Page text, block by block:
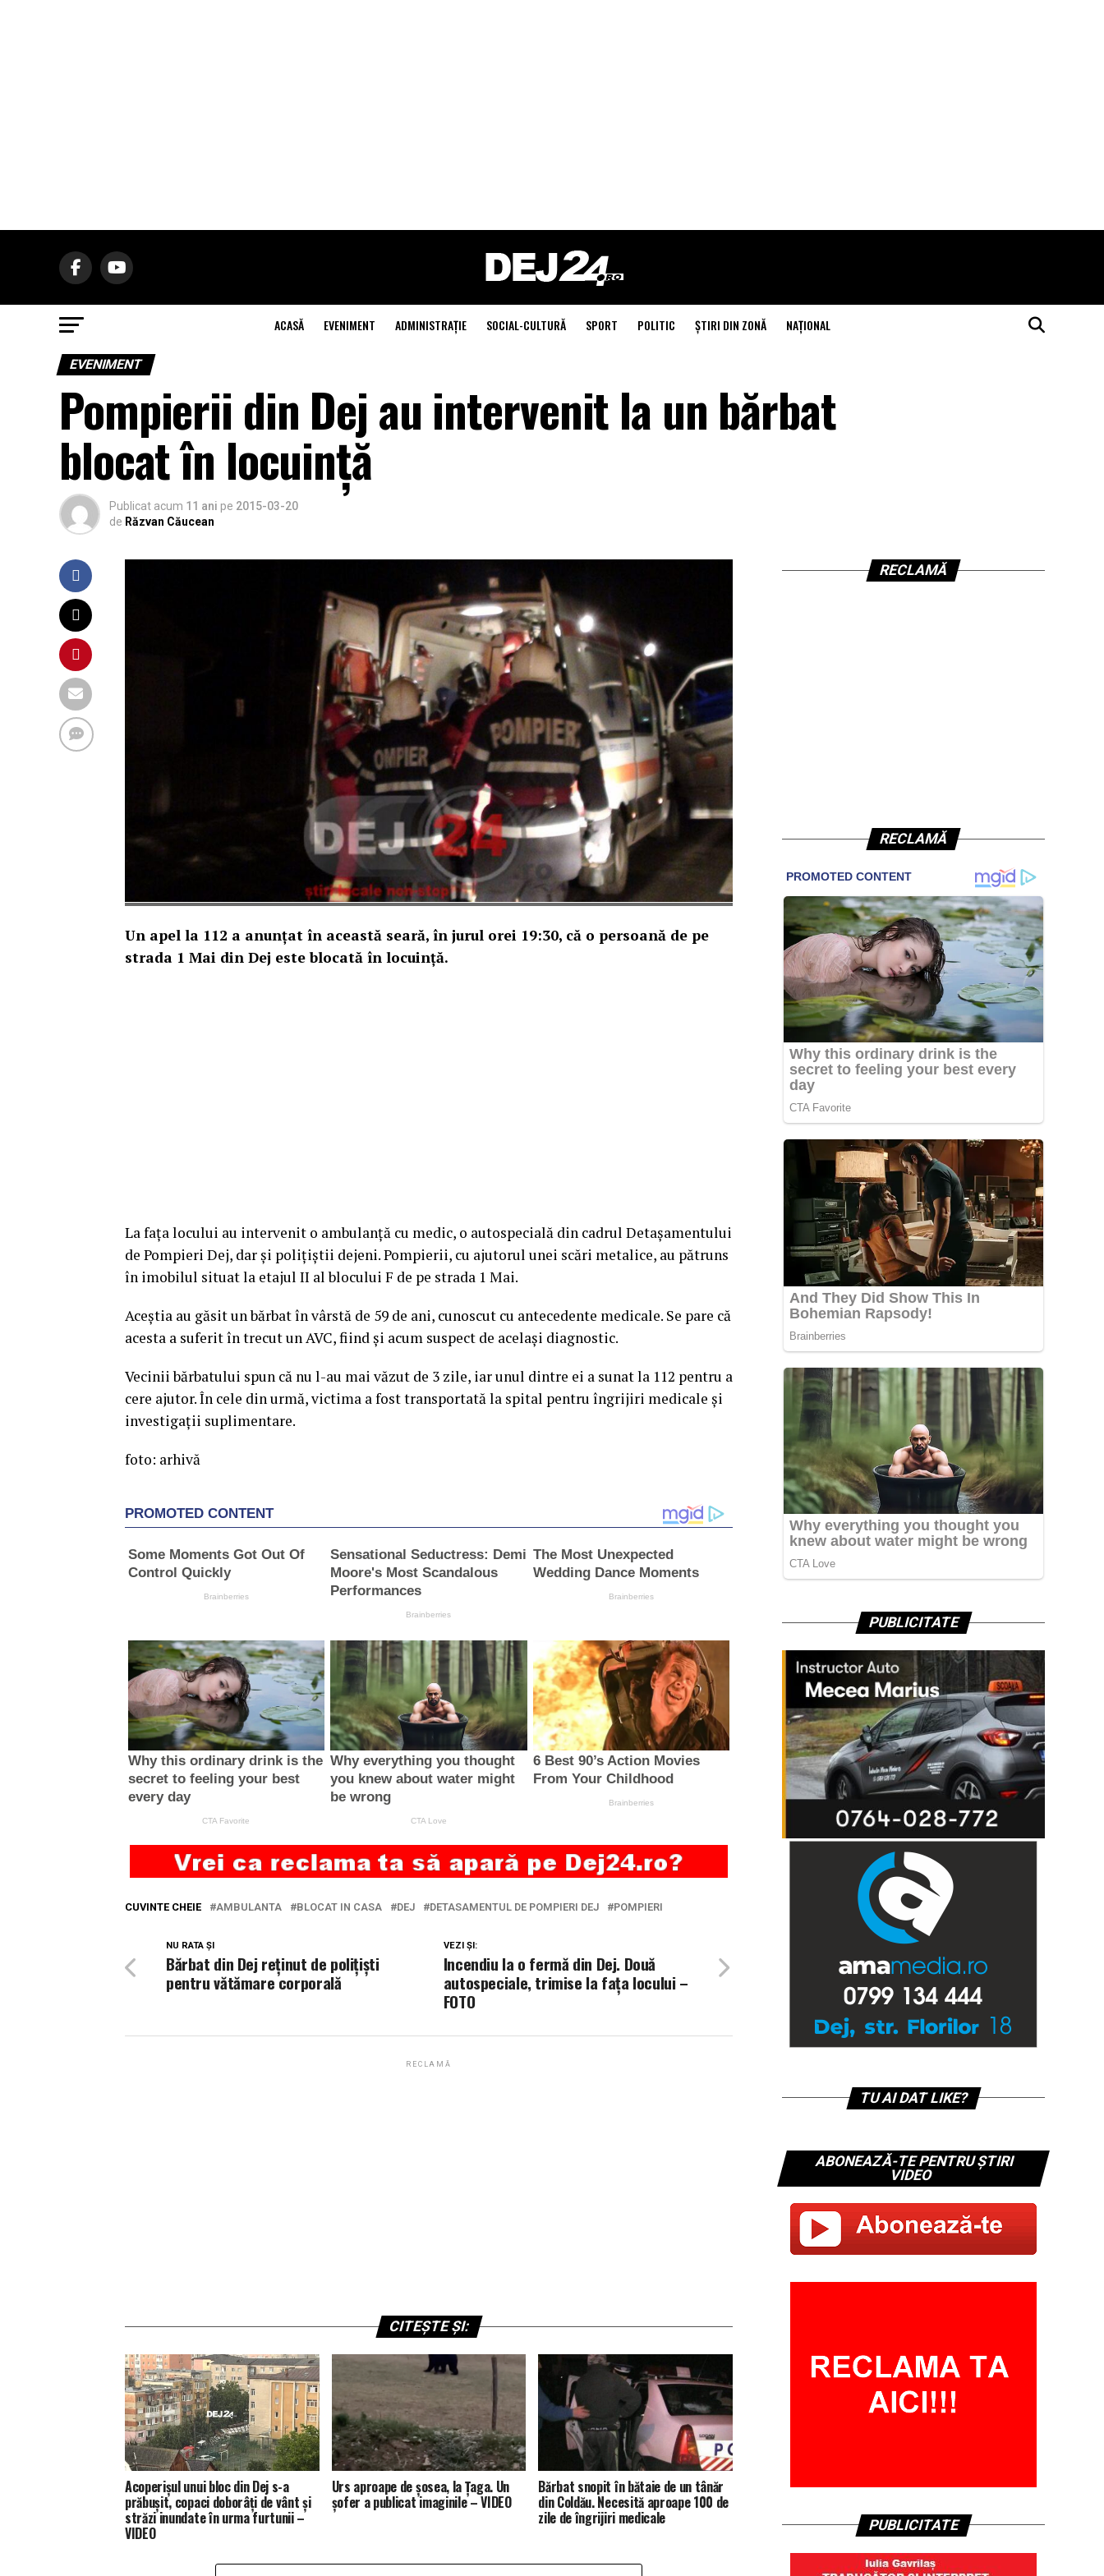
ACASĂ EVENIMENT ADMINISTRAŢIE SOCIAL-CULTURĂ SPORT POLITIC ŞTIRI DIN ZONĂ NAŢIONAL
EVENIMENT
Pompierii din Dej au intervenit la un bărbat
blocat în locuință
Publicat acum 11 ani pe 2015-03-20
de Răzvan Căucean
Un apel la 112 a anunțat în această seară, în jurul orei 19:30, că o persoană de pe
strada 1 Mai din Dej este blocată în locuință.
La fața locului au intervenit o ambulanță cu medic, o autospecială din cadrul Detașamentului
de Pompieri Dej, dar și polițiștii dejeni. Pompierii, cu ajutorul unei scări metalice, au pătruns
în imobilul situat la etajul II al blocului F de pe strada 1 Mai.
Aceștia au găsit un bărbat în vârstă de 59 de ani, cunoscut cu antecedente medicale. Se pare că
acesta a suferit în trecut un AVC, fiind și acum suspect de același diagnostic.
Vecinii bărbatului spun că nu l-au mai văzut de 3 zile, iar unul dintre ei a sunat la 112 pentru a
cere ajutor. În cele din urmă, victima a fost transportată la spital pentru îngrijiri medicale și
investigații suplimentare.
foto: arhivă
CUVINTE CHEIE AMBULANTA BLOCAT IN CASA DEJ DETASAMENTUL DE POMPIERI DEJ POMPIERI
VEZI ȘI:
Incendiu la o fermă din Dej. Două
autospeciale, trimise la fața locului –
FOTO
NU RATA ȘI
Bărbat din Dej reținut de polițiști
pentru vătămare corporală
RECLAMĂ
CITEȘTE ȘI:
Acoperișul unui bloc din Dej s-a
prăbușit, copaci doborâți de vânt și
străzi inundate în urma furtunii –
VIDEO
Urs aproape de șosea, la Țaga. Un
șofer a publicat imaginile – VIDEO
Bărbat snopit în bătaie de un tânăr
din Coldău. Necesită aproape 100 de
zile de îngrijiri medicale
RECLAMĂ
RECLAMĂ
PUBLICITATE
TU AI DAT LIKE?
ABONEAZĂ-TE PENTRU ȘTIRI
VIDEO
PUBLICITATE